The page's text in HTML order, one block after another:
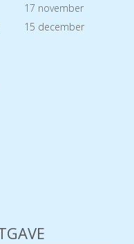
17 november
15 december